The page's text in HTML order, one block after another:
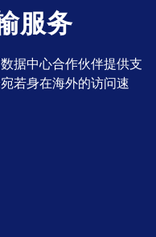
服务
据中心合作伙伴提供支
若身在海外的访问速